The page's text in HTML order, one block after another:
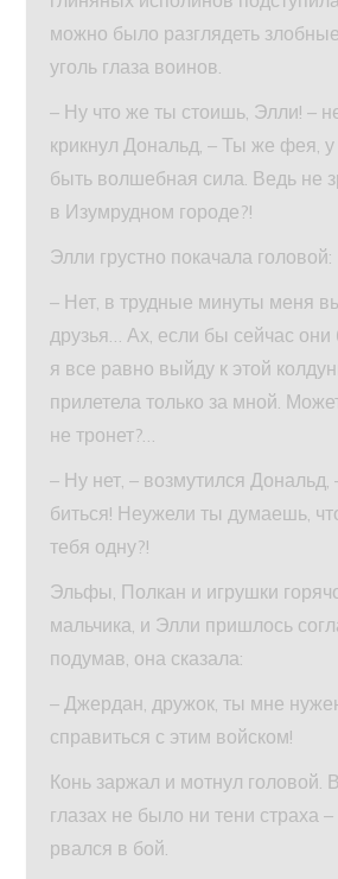
можно было разглядеть
уголь глаза воинов.
– Ну что же ты стоишь, Элли! –
крикнул Дональд, – Ты же фея,
быть волшебная сила. Ведь не
в Изумрудном городе?!
Элли грустно покачала головой:
– Нет, в трудные минуты меня
друзья… Ах, если бы сейчас
я все равно выйду к этой
прилетела только за мной.
не тронет?…
– Ну нет, – возмутился
биться! Неужели ты думаешь,
тебя одну?!
Эльфы, Полкан и игрушки
мальчика, и Элли пришлось
подумав, она сказала:
– Джердан, дружок, ты мне
справиться с этим войском!
Конь заржал и мотнул головой.
глазах не было ни тени страха
рвался в бой.